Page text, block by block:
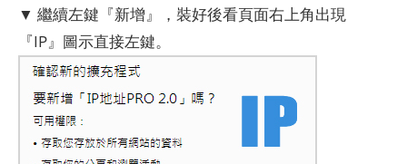
▼ 繼續左鍵『新增』，裝好後看頁面右上角出現
『IP』圖示直接左鍵。